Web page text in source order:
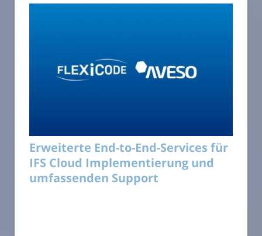
Erweiterte End-to-End-Services für
IFS Cloud Implementierung und
umfassenden Support